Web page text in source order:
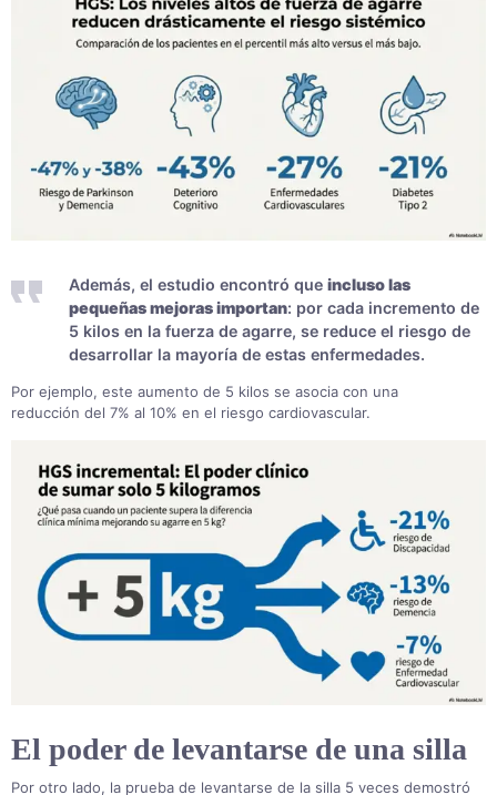
Además, el estudio encontró que incluso las
pequeñas mejoras importan: por cada incremento de
5 kilos en la fuerza de agarre, se reduce el riesgo de
desarrollar la mayoría de estas enfermedades.
Por ejemplo, este aumento de 5 kilos se asocia con una
reducción del 7% al 10% en el riesgo cardiovascular.
El poder de levantarse de una silla
Por otro lado, la prueba de levantarse de la silla 5 veces demostró